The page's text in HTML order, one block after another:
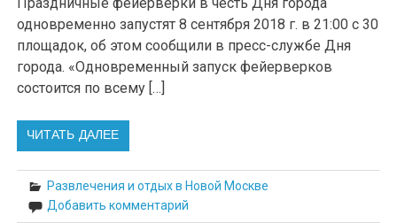
Праздничные фейерверки в честь Дня города
одновременно запустят 8 сентября 2018 г. в 21:00 с 30
площадок, об этом сообщили в пресс-службе Дня
города. «Одновременный запуск фейерверков
состоится по всему […]
ЧИТАТЬ ДАЛЕЕ
Развлечения и отдых в Новой Москве
Добавить комментарий